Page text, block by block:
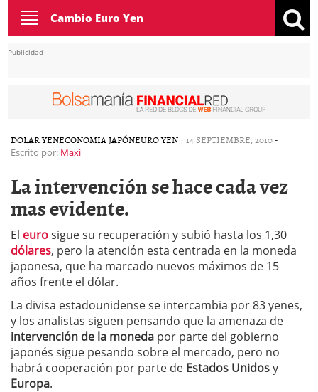
Toggle
navigation
Cambio Euro Yen
Publicidad
DOLAR YENECONOMIA JAPÓNEURO YEN | 14 SEPTIEMBRE, 2010-
Escrito por: Maxi
La intervención se hace cada vez
mas evidente.
El eurosigue su recuperación y subió hasta los 1,30
dólares, pero la atención esta centrada en la moneda
japonesa, que ha marcado nuevos máximos de 15
años frente el dólar.
La divisa estadounidense se intercambia por 83 yenes,
y los analistas siguen pensando que la amenaza de
intervención de la moneda por parte del gobierno
japonés sigue pesando sobre el mercado, pero no
habrá cooperación por parte de Estados Unidosy
Europa.